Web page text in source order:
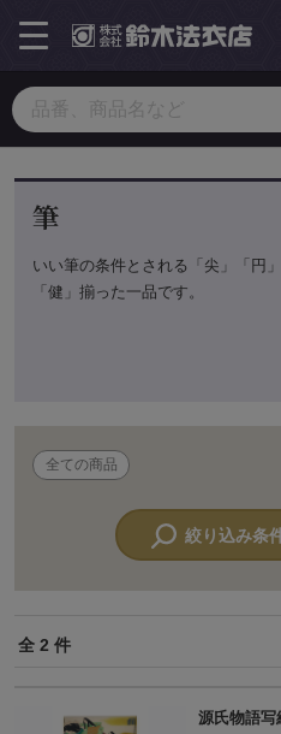
toggle
navigation
筆
いい筆の条件とされる「尖」「円」
「健」揃った一品です。
全ての商品
絞り込み条
全 2 件
源氏物語写